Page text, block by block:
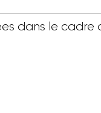
dans le